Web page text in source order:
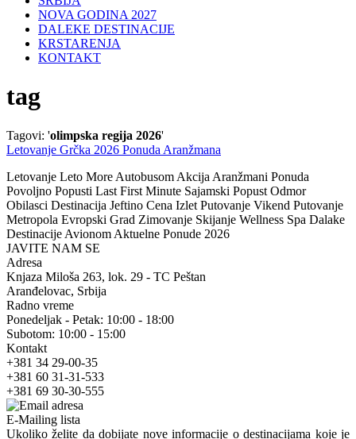
NOVA GODINA 2027
DALEKE DESTINACIJE
KRSTARENJA
KONTAKT
tag
Tagovi: 'olimpska regija 2026'
Letovanje Grčka 2026 Ponuda Aranžmana
Letovanje Leto More Autobusom Akcija Aranžmani Ponuda
Povoljno Popusti Last First Minute Sajamski Popust Odmor
Obilasci Destinacija Jeftino Cena Izlet Putovanje Vikend Putovanje
Metropola Evropski Grad Zimovanje Skijanje Wellness Spa Dalake
Destinacije Avionom Aktuelne Ponude 2026
JAVITE NAM SE
Adresa
Knjaza Miloša 263, lok. 29 - TC Peštan
Aranđelovac, Srbija
Radno vreme
Ponedeljak - Petak: 10:00 - 18:00
Subotom: 10:00 - 15:00
Kontakt
+381 34 29-00-35
+381 60 31-31-533
+381 69 30-30-555
E-Mailing lista
Ukoliko želite da dobijate nove informacije o destinacijama koje je